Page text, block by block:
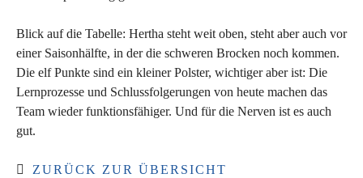
Blick auf die Tabelle: Hertha steht weit oben, steht aber auch vor
einer Saisonhälfte, in der die schweren Brocken noch kommen.
Die elf Punkte sind ein kleiner Polster, wichtiger aber ist: Die
Lernprozesse und Schlussfolgerungen von heute machen das
Team wieder funktionsfähiger. Und für die Nerven ist es auch
gut.
ZURÜCK ZUR ÜBERSICHT